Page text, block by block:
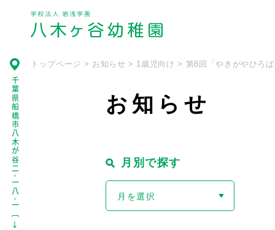
トップページ > お知らせ > 1歳児向け > 第8回「やきがやひろ
千葉県船橋市八木が谷二
-
一八
-
一
［
↓
お 知 ら せ
月別で探す
月を選択